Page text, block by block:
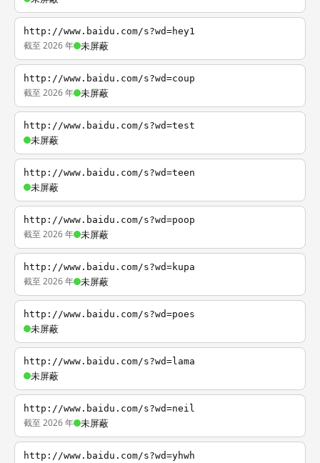
http://www.baidu.com/s?wd=hey1
截至 2026 年 未屏蔽
http://www.baidu.com/s?wd=coup
截至 2026 年 未屏蔽
http://www.baidu.com/s?wd=test
未屏蔽
http://www.baidu.com/s?wd=teen
未屏蔽
http://www.baidu.com/s?wd=poop
截至 2026 年 未屏蔽
http://www.baidu.com/s?wd=kupa
截至 2026 年 未屏蔽
http://www.baidu.com/s?wd=poes
未屏蔽
http://www.baidu.com/s?wd=lama
未屏蔽
http://www.baidu.com/s?wd=neil
截至 2026 年 未屏蔽
http://www.baidu.com/s?wd=yhwh